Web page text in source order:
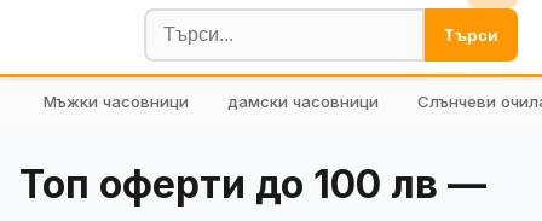
Блог
🧮 Калкулатори
🔍 Намери продукт
🎟️ Купони
Търси
Мъжки часовници дамски часовници Слънчеви
Топ оферти до 100 лв —